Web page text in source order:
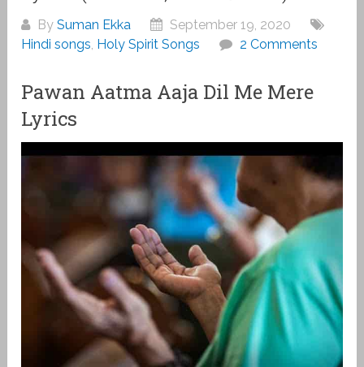
BySuman Ekka
September 19, 2020
Hindi songs, Holy Spirit Songs 2 Comments
Pawan Aatma Aaja Dil Me Mere
Lyrics